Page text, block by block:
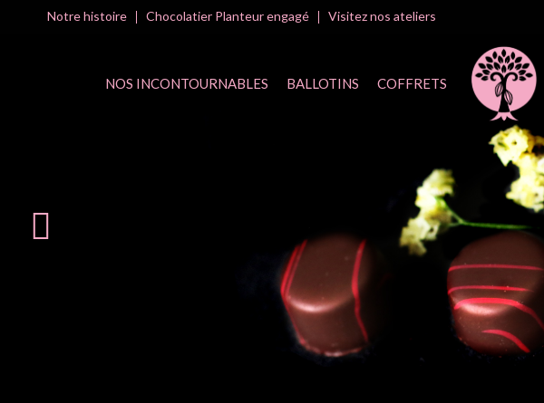
Notre histoire Chocolatier Planteur engagé Visitez nos ateliers
NOS INCONTOURNABLES BALLOTINS COFFRETS